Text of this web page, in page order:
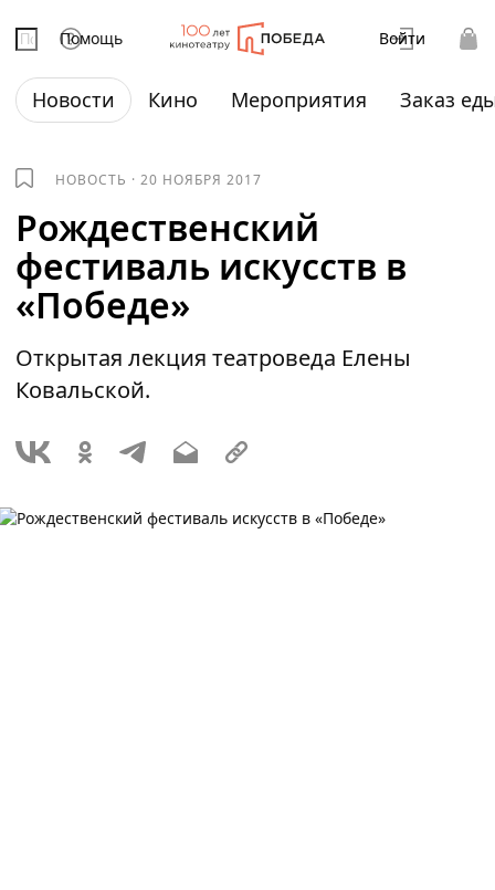
Помощь Войти
Новости Кино Мероприятия Заказ
НОВОСТЬ ·20 НОЯБРЯ 2017
Рождественский
фестиваль искусств в
«Победе»
Открытая лекция театроведа Елены
Ковальской.